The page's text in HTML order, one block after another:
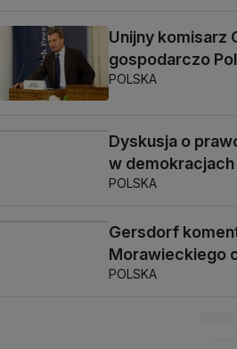
Unijny komisarz
gospodarczo
POLSKA
Dyskusja o
w
POLSKA
Gersdorf
Morawieckiego
POLSKA